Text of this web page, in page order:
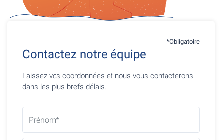
*Obligatoire
Contactez notre équipe
Laissez vos coordonnées et nous vous contacterons
dans les plus brefs délais.